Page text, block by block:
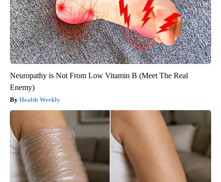
Neuropathy is Not From Low Vitamin B (Meet The Real
Enemy)
Health Weekly